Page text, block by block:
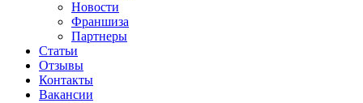
Новости
Франшиза
Партнеры
Статьи
Отзывы
Контакты
Вакансии